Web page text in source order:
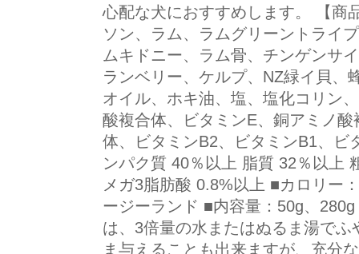
心配な犬におすすめします。 【商
ソン、ラム、ラムグリーントライ
ムキドニー、ラム骨、チンゲンサ
ランベリー、ケルプ、NZ緑イ貝、
オイル、ホキ油、塩、塩化コリン
酸複合体、ビタミンE、銅アミノ
体、ビタミンB2、ビタミンB1、
ンパク質 40％以上 脂質 32％以上
メガ3脂肪酸 0.8%以上 ■カロリー
ージーランド ■内容量：50g、
は、3倍量の水またはぬるま湯で
ま与えることも出来ますが、充分